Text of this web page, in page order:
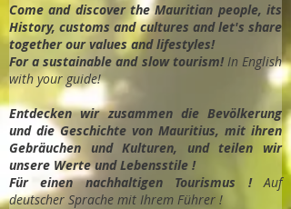
Come and discover the Mauritian people, its
History, customs and cultures and let's share
together our values and lifestyles!
For a sustainable and slow tourism! In English
with your guide!
Entdecken wir zusammen die Bevölkerung
und die Geschichte von Mauritius, mit ihren
Gebräuchen und Kulturen, und teilen wir
unsere Werte und Lebensstile !
Für einen nachhaltigen Tourismus !Auf
deutscher Sprache mit Ihrem Führer !